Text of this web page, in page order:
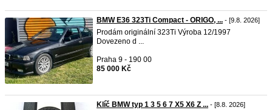
BMW E36 323Ti Compact - ORIGO, ... - [9.8. 2026]
Prodám originální 323Ti Výroba 12/1997
Dovezeno d ...
Praha 9 - 190 00
85 000 Kč
Klíč BMW typ 1 3 5 6 7 X5 X6 Z ... - [8.8. 2026]